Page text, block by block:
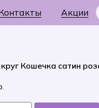
Акции
Кошечка сатин